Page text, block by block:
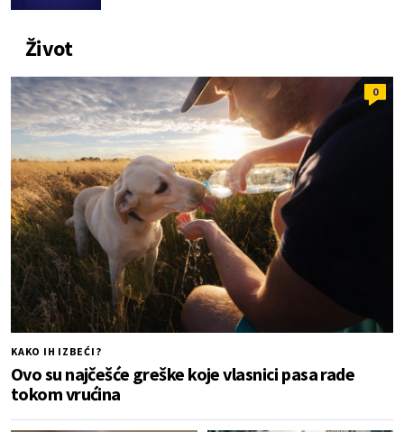
Život
0
KAKO IH IZBEĆI?
Ovo su najčešće greške koje vlasnici pasa rade
tokom vrućina